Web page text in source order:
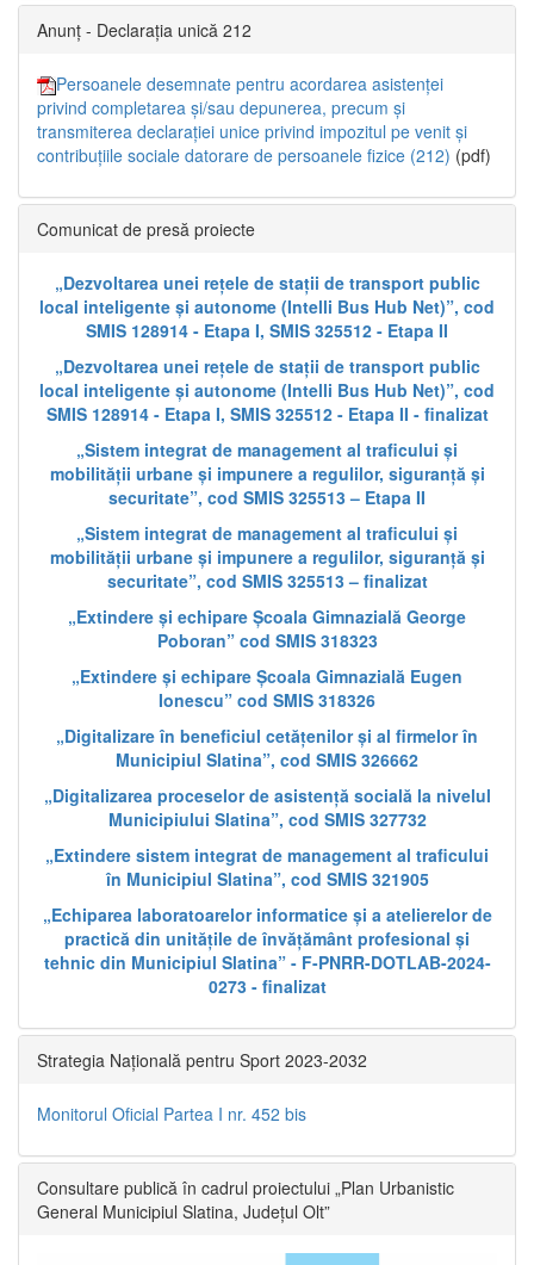
Anunț - Declarația unică 212
Persoanele desemnate pentru acordarea asistenței
privind completarea și/sau depunerea, precum și
transmiterea declarației unice privind impozitul pe venit și
contribuțiile sociale datorare de persoanele fizice (212) (pdf)
Comunicat de presă proiecte
„Dezvoltarea unei rețele de stații de transport public
local inteligente și autonome (Intelli Bus Hub Net)”, cod
SMIS 128914 - Etapa I, SMIS 325512 - Etapa II
„Dezvoltarea unei rețele de stații de transport public
local inteligente și autonome (Intelli Bus Hub Net)”, cod
SMIS 128914 - Etapa I, SMIS 325512 - Etapa II - finalizat
„Sistem integrat de management al traficului și
mobilității urbane și impunere a regulilor, siguranță și
securitate”, cod SMIS 325513 – Etapa II
„Sistem integrat de management al traficului și
mobilității urbane și impunere a regulilor, siguranță și
securitate”, cod SMIS 325513 – finalizat
„Extindere și echipare Școala Gimnazială George
Poboran” cod SMIS 318323
„Extindere și echipare Școala Gimnazială Eugen
Ionescu” cod SMIS 318326
„Digitalizare în beneficiul cetățenilor și al firmelor în
Municipiul Slatina”, cod SMIS 326662
„Digitalizarea proceselor de asistență socială la nivelul
Municipiului Slatina”, cod SMIS 327732
„Extindere sistem integrat de management al traficului
în Municipiul Slatina”, cod SMIS 321905
„Echiparea laboratoarelor informatice și a atelierelor de
practică din unitățile de învățământ profesional și
tehnic din Municipiul Slatina” - F-PNRR-DOTLAB-2024-
0273 - finalizat
Strategia Națională pentru Sport 2023-2032
Monitorul Oficial Partea I nr. 452 bis
Consultare publică în cadrul proiectului „Plan Urbanistic
General Municipiul Slatina, Județul Olt”